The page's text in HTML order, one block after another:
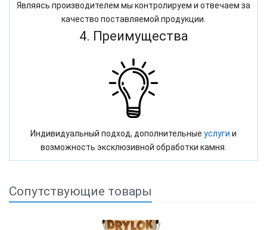
Являясь производителем мы контролируем и отвечаем за
качество поставляемой продукции.
4. Преимущества
Индивидуальный подход, дополнительные услуги и
возможность эксклюзивной обработки камня.
Сопутствующие товары